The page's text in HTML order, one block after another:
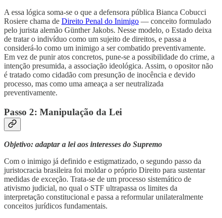
A essa lógica soma-se o que a defensora pública Bianca Cobucci
Rosiere chama de Direito Penal do Inimigo — conceito formulado
pelo jurista alemão Günther Jakobs. Nesse modelo, o Estado deixa
de tratar o indivíduo como um sujeito de direitos, e passa a
considerá-lo como um inimigo a ser combatido preventivamente.
Em vez de punir atos concretos, pune-se a possibilidade do crime, a
intenção presumida, a associação ideológica. Assim, o opositor não
é tratado como cidadão com presunção de inocência e devido
processo, mas como uma ameaça a ser neutralizada
preventivamente.
Passo 2: Manipulação da Lei
Objetivo: adaptar a lei aos interesses do Supremo
Com o inimigo já definido e estigmatizado, o segundo passo da
juristocracia brasileira foi moldar o próprio Direito para sustentar
medidas de exceção. Trata-se de um processo sistemático de
ativismo judicial, no qual o STF ultrapassa os limites da
interpretação constitucional e passa a reformular unilateralmente
conceitos jurídicos fundamentais.